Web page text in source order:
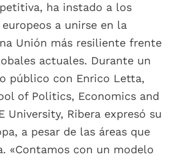
ha instado a los
a unirse en la
Unión más resiliente frente
actuales. Durante un
público con Enrico Letta,
of Politics, Economics and
University, Ribera expresó su
a pesar de las áreas que
«Contamos con un modelo